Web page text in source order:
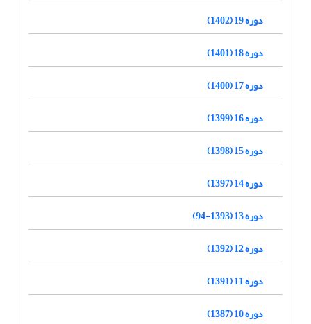
دوره 19 (1402)
دوره 18 (1401)
دوره 17 (1400)
دوره 16 (1399)
دوره 15 (1398)
دوره 14 (1397)
دوره 13 (1393-94)
دوره 12 (1392)
دوره 11 (1391)
دوره 10 (1387)